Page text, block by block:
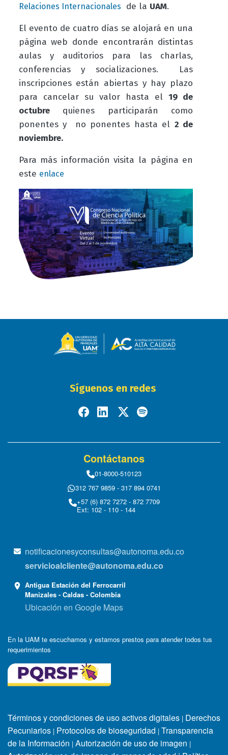
Relaciones Internacionales
de la UAM.
El evento de cuatro días se alojará en una
página web donde encontrarán distintas
aulas y auditorios para las charlas,
conferencias y socializaciones. Las
inscripciones están abiertas y hay plazo
para cancelar su valor hasta el19 de
octubrequienes participarán como
ponentes y no ponentes hasta el 2 de
noviembre.
Para más información visita la página en
este enlace
Síguenos en redes
Contáctanos
01-8000-510123
312 767 9859 - 317 894 0741
+57 (6) 872 7272 - 872 7709
Ext: 102 - 110 - 144
notificacionesyconsultas@autonoma.edu.co
servicioalcliente@autonoma.edu.co
Antigua Estación del Ferrocarril
Manizales - Caldas - Colombia
Ubicación en Google Maps
En la UAM te escuchamos y estamos prestos para atender todos tus
requerimientos
Términos y condiciones de uso activos digitales | Derechos
Pecuniarios | Protocolos de bioseguridad | Transparencia
de la Información | Autorización de uso de imagen |